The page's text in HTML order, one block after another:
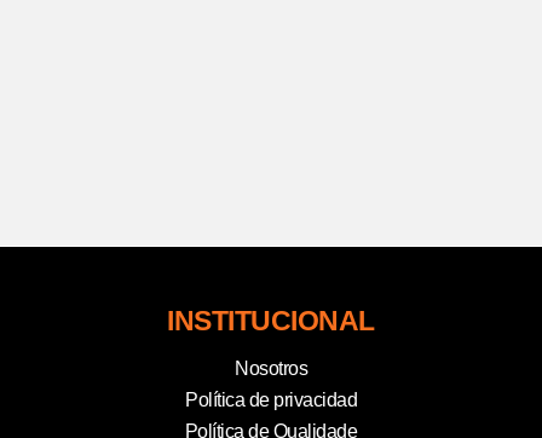
INSTITUCIONAL
Nosotros
Política de privacidad
Política de Qualidade